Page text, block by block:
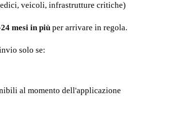
veicoli, infrastrutture critiche)
mesi in più per arrivare in regola.
solo se:
al momento dell'applicazione